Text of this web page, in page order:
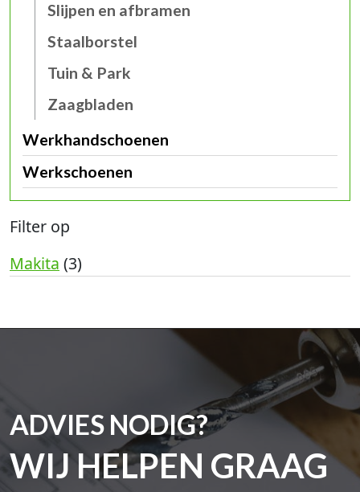
Slijpen en afbramen
Staalborstel
Tuin & Park
Zaagbladen
Werkhandschoenen
Werkschoenen
Filter op
Makita (3)
ADVIES NODIG?
WIJ HELPEN GRAAG